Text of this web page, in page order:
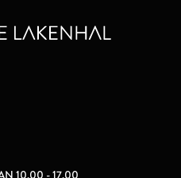
10.00 - 17.00